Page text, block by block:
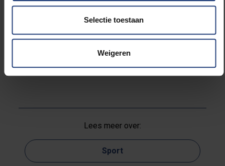
Selectie toestaan
Weigeren
programma samenstellen. In drie blokken van
anderhalf uur hebben ze telkens de keuze uit
volledigheid best hun manschappen spreiden.
Alle info:https://my.vub.ac.be/redelijk-ongeregeld
Lees meer over:
Sport